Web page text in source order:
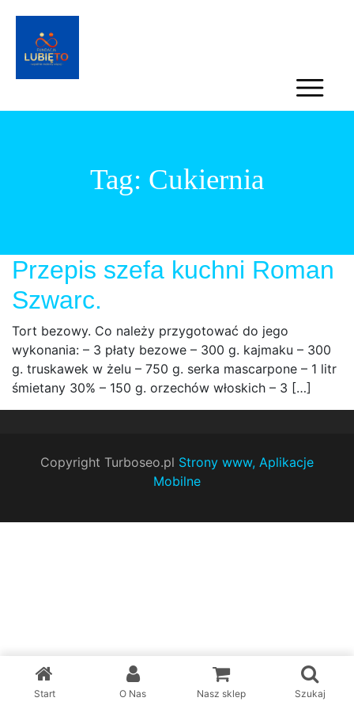
Tag: Cukiernia
Przepis szefa kuchni Roman
Szwarc.
Tort bezowy. Co należy przygotować do jego
wykonania: – 3 płaty bezowe – 300 g. kajmaku – 300
g. truskawek w żelu – 750 g. serka mascarpone – 1 litr
śmietany 30% – 150 g. orzechów włoskich – 3 […]
Copyright Turboseo.pl Strony www, Aplikacje
Mobilne
Start O Nas Nasz sklep Szukaj